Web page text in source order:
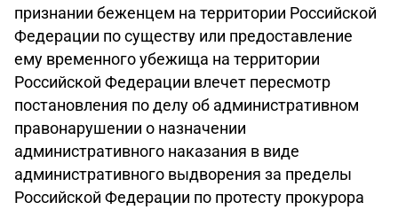
признании беженцем на территории Российской
Федерации по существу или предоставление
ему временного убежища на территории
Российской Федерации влечет пересмотр
постановления по делу об административном
правонарушении о назначении
административного наказания в виде
административного выдворения за пределы
Российской Федерации по протесту прокурора